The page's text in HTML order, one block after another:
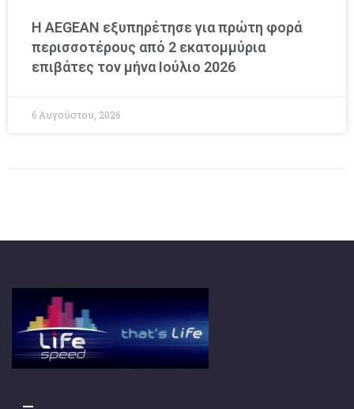
Η AEGEAN εξυπηρέτησε για πρώτη φορά
περισσοτέρους από 2 εκατομμύρια
επιβάτες τον μήνα Ιούλιο 2026
6 Αυγούστου, 2026